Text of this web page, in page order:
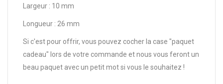
Largeur : 10 mm
Longueur : 26 mm
Si c'est pour offrir, vous pouvez cocher la case "paquet
cadeau" lors de votre commande et nous vous feront un
beau paquet avec un petit mot si vous le souhaitez !